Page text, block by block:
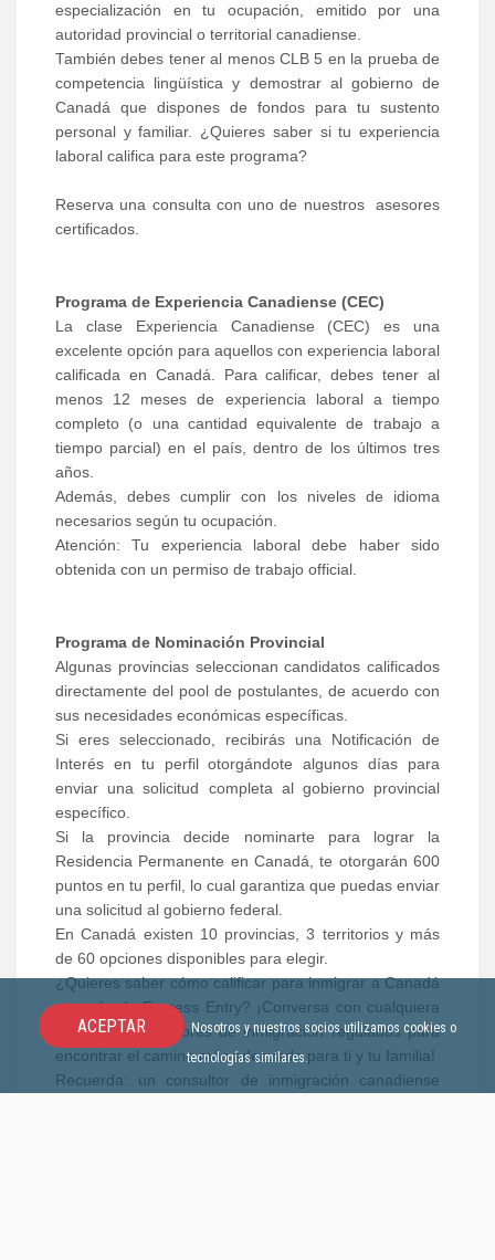
especialización en tu ocupación, emitido por una
autoridad provincial o territorial canadiense.
También debes tener al menos CLB 5 en la prueba de
competencia lingüística y demostrar al gobierno de
Canadá que dispones de fondos para tu sustento
personal y familiar. ¿Quieres saber si tu experiencia
laboral califica para este programa?
Reserva una consulta con uno de nuestros asesores
certificados.
Programa de Experiencia Canadiense (CEC)
La clase Experiencia Canadiense (CEC) es una
excelente opción para aquellos con experiencia laboral
calificada en Canadá. Para calificar, debes tener al
menos 12 meses de experiencia laboral a tiempo
completo (o una cantidad equivalente de trabajo a
tiempo parcial) en el país, dentro de los últimos tres
años.
Además, debes cumplir con los niveles de idioma
necesarios según tu ocupación.
Atención: Tu experiencia laboral debe haber sido
obtenida con un permiso de trabajo official.
Programa de Nominación Provincial
Algunas provincias seleccionan candidatos calificados
directamente del pool de postulantes, de acuerdo con
sus necesidades económicas específicas.
Si eres seleccionado, recibirás una Notificación de
Interés en tu perfil otorgándote algunos días para
enviar una solicitud completa al gobierno provincial
específico.
Si la provincia decide nominarte para lograr la
Residencia Permanente en Canadá, te otorgarán 600
puntos en tu perfil, lo cual garantiza que puedas enviar
una solicitud al gobierno federal.
En Canadá existen 10 provincias, 3 territorios y más
de 60 opciones disponibles para elegir.
¿Quieres saber cómo calificar para inmigrar a Canadá
a través de Express Entry? ¡Conversa con cualquiera
de nuestros asesores de inmigración regulados para
encontrar el camino más adecuado para ti y tu familia!
Recuerda: un consultor de inmigración canadiense
ACEPTAR
Nosotros y nuestros socios utilizamos cookies o
tecnologías similares.